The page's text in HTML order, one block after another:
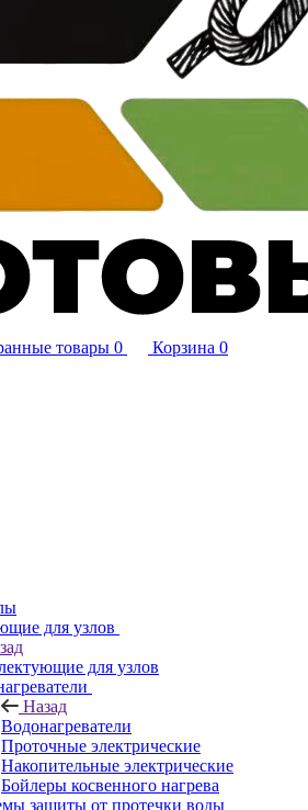
товары 0 Корзина 0
для узлов
для узлов
Назад
Водонагреватели
Проточные электрические
Накопительные электрические
Бойлеры косвенного нагрева
защиты от протечки воды